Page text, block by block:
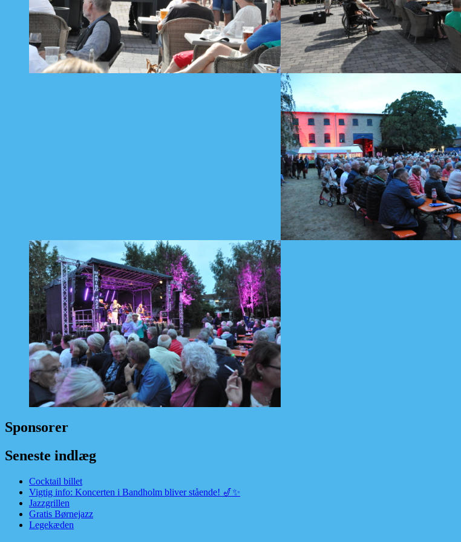
Sponsorer
Seneste indlæg
Cocktail billet
Vigtig info: Koncerten i Bandholm bliver stående! 🎷✨
Jazzgrillen
Gratis Børnejazz
Legekæden